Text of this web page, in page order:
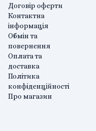
Договір оферти
Контактна
інформація
Обмін та
повернення
Оплата та
доставка
Політика
конфіденційності
Про магазин